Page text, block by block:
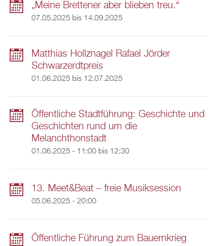
„Meine Brettener aber blieben treu.“
07.05.2025 bis 14.09.2025
Matthias Hollznagel Rafael Jörder
Schwarzerdtpreis
01.06.2025 bis 12.07.2025
Öffentliche Stadtführung: Geschichte und
Geschichten rund um die
Melanchthonstadt
01.06.2025 - 11:00bis 12:30
13. Meet&Beat – freie Musiksession
05.06.2025 - 20:00
Öffentliche Führung zum Bauernkrieg